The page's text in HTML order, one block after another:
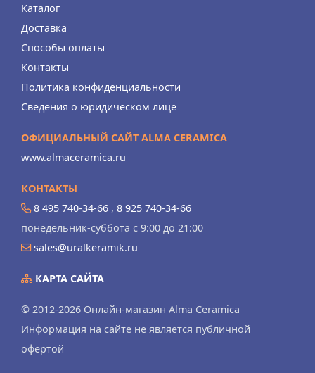
Каталог
Доставка
Способы оплаты
Контакты
Политика конфиденциальности
Сведения о юридическом лице
ОФИЦИАЛЬНЫЙ САЙТ ALMA CERAMICA
www.almaceramica.ru
КОНТАКТЫ
8 495 740-34-66 , 8 925 740-34-66
понедельник-суббота с 9:00 до 21:00
sales@uralkeramik.ru
КАРТА САЙТА
© 2012-2026 Онлайн-магазин Alma Ceramica
Информация на сайте не является публичной
офертой